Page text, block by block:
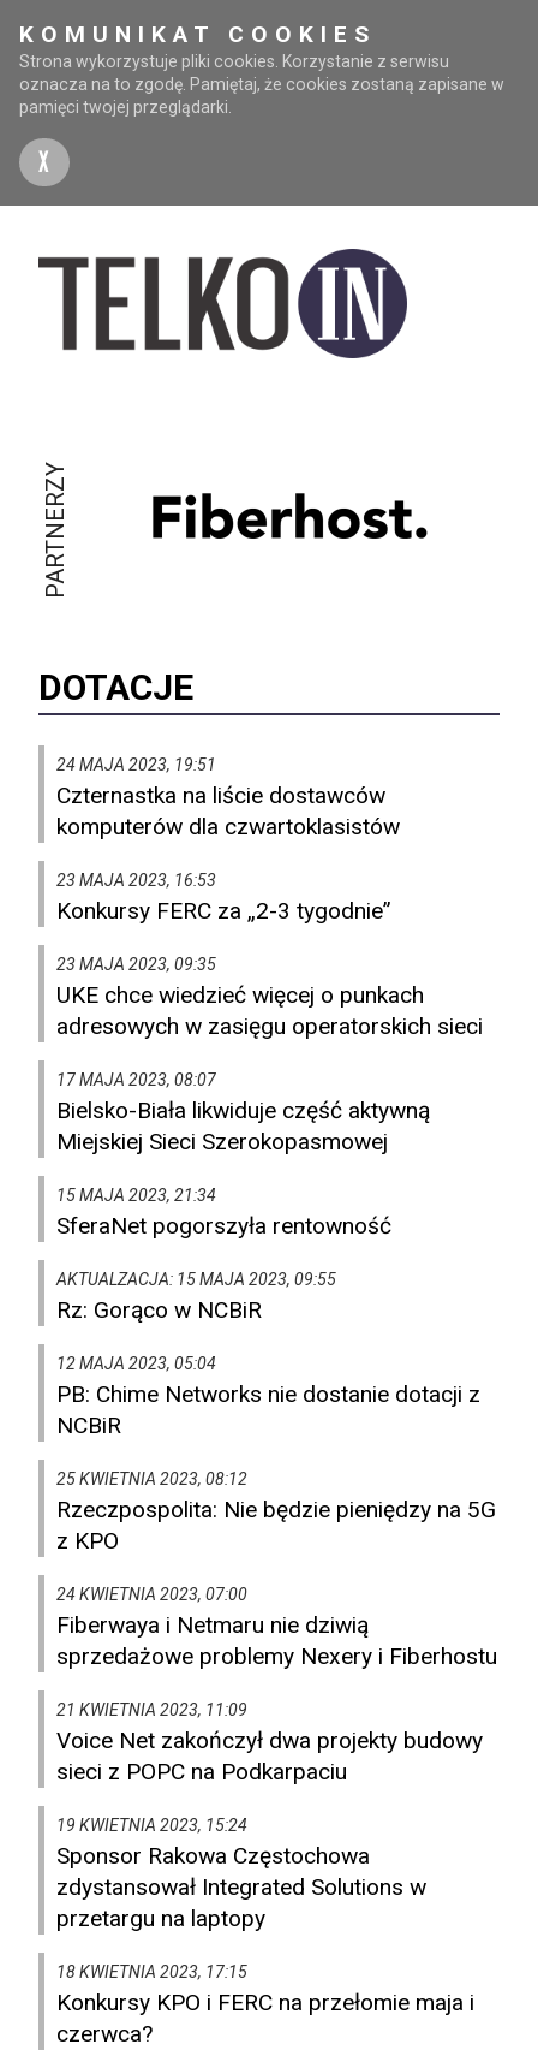
KOMUNIKAT COOKIES
Strona wykorzystuje pliki cookies. Korzystanie z serwisu
oznacza na to zgodę. Pamiętaj, że cookies zostaną zapisane w
pamięci twojej przeglądarki.
X
PARTNERZY
DOTACJE
24 MAJA 2023, 19:51
Czternastka na liście dostawców
komputerów dla czwartoklasistów
23 MAJA 2023, 16:53
Konkursy FERC za „2-3 tygodnie”
23 MAJA 2023, 09:35
UKE chce wiedzieć więcej o punkach
adresowych w zasięgu operatorskich sieci
17 MAJA 2023, 08:07
Bielsko-Biała likwiduje część aktywną
Miejskiej Sieci Szerokopasmowej
15 MAJA 2023, 21:34
SferaNet pogorszyła rentowność
AKTUALZACJA: 15 MAJA 2023, 09:55
Rz: Gorąco w NCBiR
12 MAJA 2023, 05:04
PB: Chime Networks nie dostanie dotacji z
NCBiR
25 KWIETNIA 2023, 08:12
Rzeczpospolita: Nie będzie pieniędzy na 5G
z KPO
24 KWIETNIA 2023, 07:00
Fiberwaya i Netmaru nie dziwią
sprzedażowe problemy Nexery i Fiberhostu
21 KWIETNIA 2023, 11:09
Voice Net zakończył dwa projekty budowy
sieci z POPC na Podkarpaciu
19 KWIETNIA 2023, 15:24
Sponsor Rakowa Częstochowa
zdystansował Integrated Solutions w
przetargu na laptopy
18 KWIETNIA 2023, 17:15
Konkursy KPO i FERC na przełomie maja i
czerwca?